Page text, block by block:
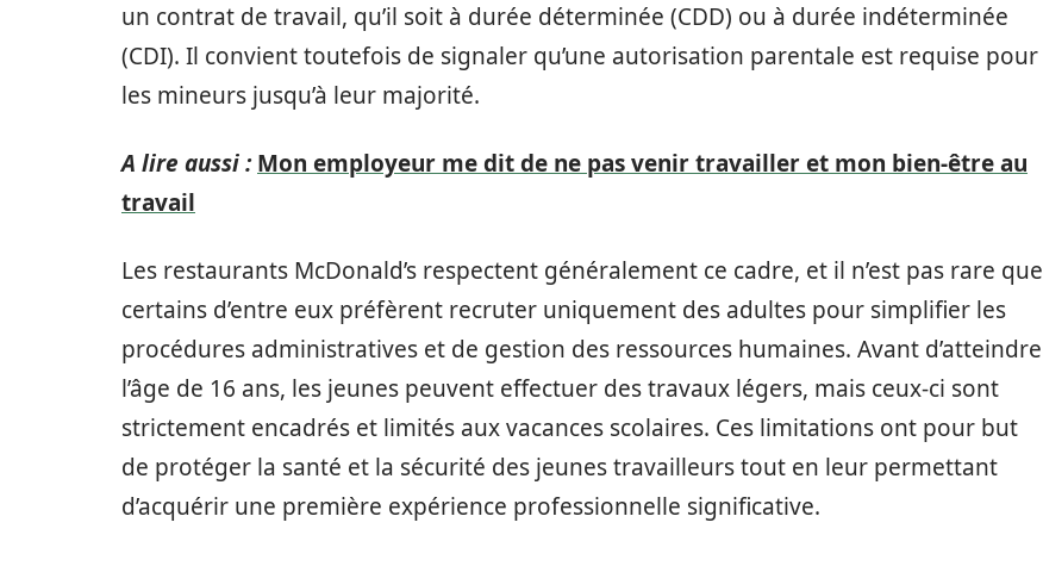
un contrat de travail, qu’il soit à durée déterminée (CDD) ou à durée indéterminée
(CDI). Il convient toutefois de signaler qu’une autorisation parentale est requise pour
les mineurs jusqu’à leur majorité.
A lire aussi : Mon employeur me dit de ne pas venir travailler et mon bien-être au
travail
Les restaurants McDonald’s respectent généralement ce cadre, et il n’est pas rare que
certains d’entre eux préfèrent recruter uniquement des adultes pour simplifier les
procédures administratives et de gestion des ressources humaines. Avant d’atteindre
l’âge de 16 ans, les jeunes peuvent effectuer des travaux légers, mais ceux-ci sont
strictement encadrés et limités aux vacances scolaires. Ces limitations ont pour but
de protéger la santé et la sécurité des jeunes travailleurs tout en leur permettant
d’acquérir une première expérience professionnelle significative.